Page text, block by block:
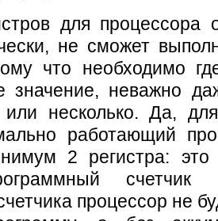
для процессора
не сможет
что необходимо
значение, неважно
или несколько. Да,
работающий
2 регистра: это
счетчик
процессор не